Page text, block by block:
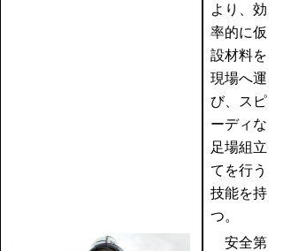
より、効
率的に仮
設材料を
現場へ運
び、スピ
ーディな
足場組立
てを行う
技能を持
つ。
安全第